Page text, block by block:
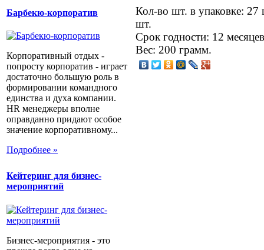
Барбекю-корпоратив
Корпоративный отдых -
попросту корпоратив - играет
достаточно большую роль в
формировании командного
единства и духа компании.
HR менеджеры вполне
оправданно придают особое
значение корпоративному...
Подробнее »
Кейтеринг для бизнес-
мероприятий
Бизнес-мероприятия - это
Кол-во шт. в упаковке:
шт.
Срок годности: 12
Вес: 200 грамм.